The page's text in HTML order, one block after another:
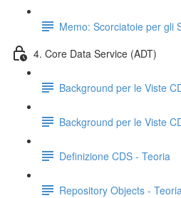
Memo: Scorciatoie per gli
4. Core Data Service (ADT)
Background per le Viste
Background per le Viste
Definizione CDS - Teoria
Repository Objects - Teoria